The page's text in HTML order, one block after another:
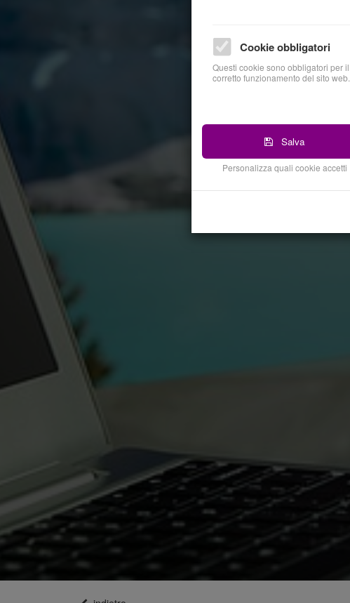
Cookie obbligatori
Questi cookie sono obbligatori per il
corretto funzionamento del sito web.
Salva
Personalizza quali cookie accetti